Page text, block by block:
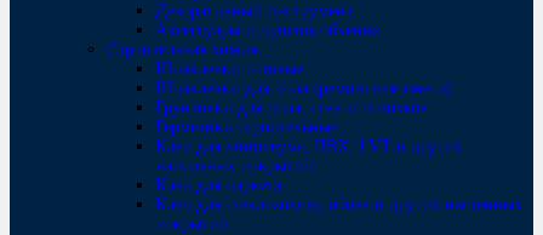
Декоративный инструмент
Аксессуары и приспособления
Строительная химия
Шпаклевки готовые
Шпаклевки для пола (ремонтные смеси)
Грунтовки для пола, стен и потолков
Герметики строительные
Клеи для линолеума, ПВХ, LVT и других
напольных покрытий
Клеи для паркета
Клеи для стеклохолста, обоев и других настенных
покрытий